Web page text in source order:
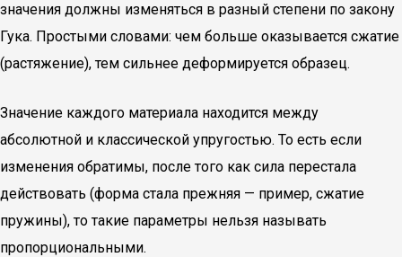
значения должны изменяться в разный степени по закону
Гука. Простыми словами: чем больше оказывается сжатие
(растяжение), тем сильнее деформируется образец.
Значение каждого материала находится между
абсолютной и классической упругостью. То есть если
изменения обратимы, после того как сила перестала
действовать (форма стала прежняя — пример, сжатие
пружины), то такие параметры нельзя называть
пропорциональными.